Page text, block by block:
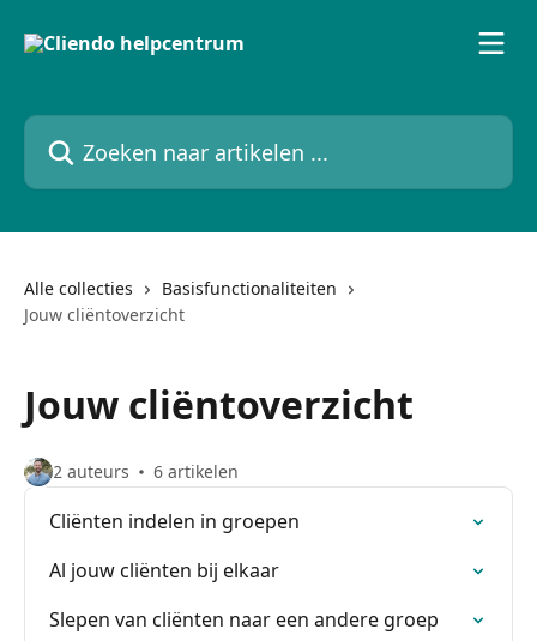
Zoeken naar artikelen ...
Alle collecties
Basisfunctionaliteiten
Jouw cliëntoverzicht
Jouw cliëntoverzicht
2 auteurs 6 artikelen
Cliënten indelen in groepen
Al jouw cliënten bij elkaar
Slepen van cliënten naar een andere groep